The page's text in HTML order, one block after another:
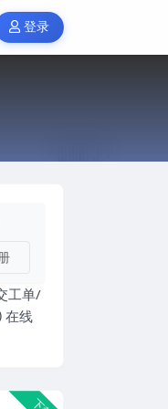
登录
工单/
线